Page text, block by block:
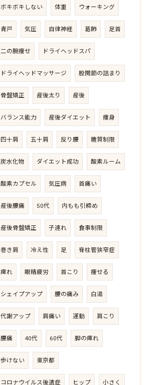
ボキボキしない 体重 ウォーキング
青戸 気圧 自律神経 葛飾 足首
二の腕痩せ ドライヘッドスパ
ドライヘッドマッサージ 股関節の詰まり
骨盤矯正 産後太り 産後
バランス能力 産後ダイエット 痩身
四十肩 五十肩 反り腰 糖質制限
炭水化物 ダイエット成功 酸素ルーム
酸素カプセル 気圧病 首痛い
産後腰痛 50代 内もも引締め
産後骨盤矯正 子連れ 食事制限
巻き肩 冷え性 足 脊柱管狭窄症
痺れ 眼精疲労 首こり 痩せる
シェイプアップ 腰の痛み 白湯
代謝アップ 肩痛い 運動 肩こり
腰痛 40代 60代 脚の痺れ
歩けない 東京都
コロナウイルス後遺症 ヒップ 小さく